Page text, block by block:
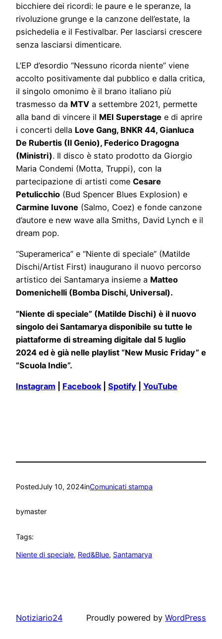
bicchiere dei ricordi: le paure e le speranze, la
rivoluzione grunge e la canzone dell’estate, la
psichedelia e il Festivalbar. Per lasciarsi crescere
senza lasciarsi dimenticare.
L’EP d’esordio “Nessuno ricorda niente” viene
accolto positivamente dal pubblico e dalla critica,
il singolo omonimo è il brano italiano più
trasmesso da MTV a settembre 2021, permette
alla band di vincere il MEI Superstage e di aprire
i concerti della Love Gang, BNKR 44, Gianluca
De Rubertis (Il Genio), Federico Dragogna
(Ministri). Il disco è stato prodotto da Giorgio
Maria Condemi (Motta, Truppi), con la
partecipazione di artisti come Cesare
Petulicchio (Bud Spencer Blues Explosion) e
Carmine Iuvone (Salmo, Coez) e fonde canzone
d’autore e new wave alla Smiths, David Lynch e il
dream pop.
“Superamerica” e “Niente di speciale” (Matilde
Dischi/Artist First) inaugurano il nuovo percorso
artistico dei Santamarya insieme a Matteo
Domenichelli (Bomba Dischi, Universal).
“Niente di speciale” (Matilde Dischi) è il nuovo
singolo dei Santamarya disponibile su tutte le
piattaforme di streaming digitale dal 5 luglio
2024 ed è già nelle playlist “New Music Friday” e
“Scuola Indie”.
Instagram Facebook| Spotify YouTube
PostedJuly 10, 2024inComunicati stampa
bymaster
Tags:
Niente di speciale, Red&Blue, Santamarya
Notiziario24 Proudly powered by WordPress